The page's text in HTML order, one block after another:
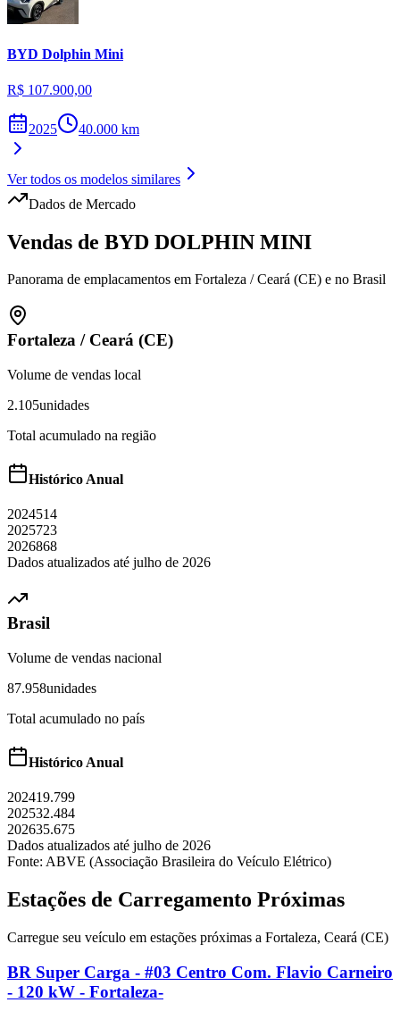
BYD Dolphin Mini
R$ 107.900,00
2025 40.000 km
Ver todos os modelos similares
Dados de Mercado
Vendas de BYD DOLPHIN MINI
Panorama de emplacamentos em Fortaleza / Ceará (CE) e no Brasil
Fortaleza / Ceará (CE)
Volume de vendas local
2.105unidades
Total acumulado na região
Histórico Anual
2024514
2025723
2026868
Dados atualizados até julho de 2026
Brasil
Volume de vendas nacional
87.958unidades
Total acumulado no país
Histórico Anual
202419.799
202532.484
202635.675
Dados atualizados até julho de 2026
Fonte: ABVE (Associação Brasileira do Veículo Elétrico)
Estações de Carregamento Próximas
Carregue seu veículo em estações próximas a Fortaleza, Ceará (CE)
BR Super Carga - #03 Centro Com. Flavio Carneiro
- 120 kW - Fortaleza-